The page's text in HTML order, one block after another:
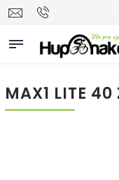
MAX1 LITE